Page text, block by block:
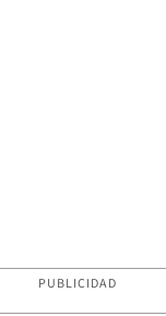
PUBLICIDAD